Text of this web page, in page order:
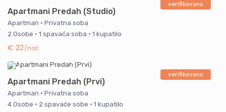
verifikovano
Apartmani Predah (Studio)
Apartman · Privatna soba
2 Osobe · 1 spavaća soba · 1 kupatilo
€ 22/noć
verifikovano
Apartmani Predah (Prvi)
Apartman · Privatna soba
4 Osobe · 2 spavaće sobe · 1 kupatilo